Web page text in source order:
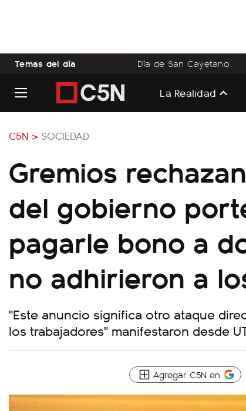
Temas del día Día de San Cayetano
La Realidad
C5N > SOCIEDAD
Gremios
del gobierno
pagarle bono a
no adhirieron a
"Este anuncio significa otro ataque
los trabajadores" manifestaron desde
Agregar C5N en